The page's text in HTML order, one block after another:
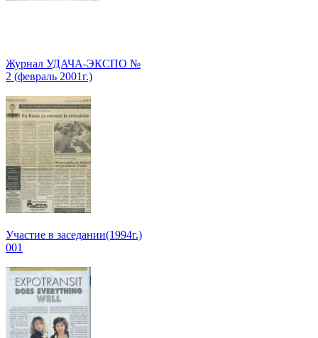
Журнал УДАЧА-ЭКСПО №
2 (февраль 2001г.)
Участие в заседании(1994г.)
001